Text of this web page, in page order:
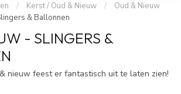
/ Kerst / Oud & Nieuw /
Oud & Nieuw
& Ballonnen
- SLINGERS &
nieuw feest er fantastisch uit te laten zien!